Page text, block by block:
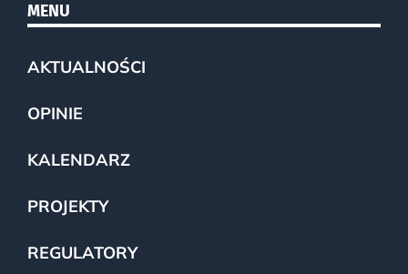
MENU
AKTUALNOŚCI
OPINIE
KALENDARZ
PROJEKTY
REGULATORY